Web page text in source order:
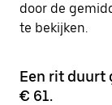
door de
te bekijken.
Een rit duurt
€ 61.